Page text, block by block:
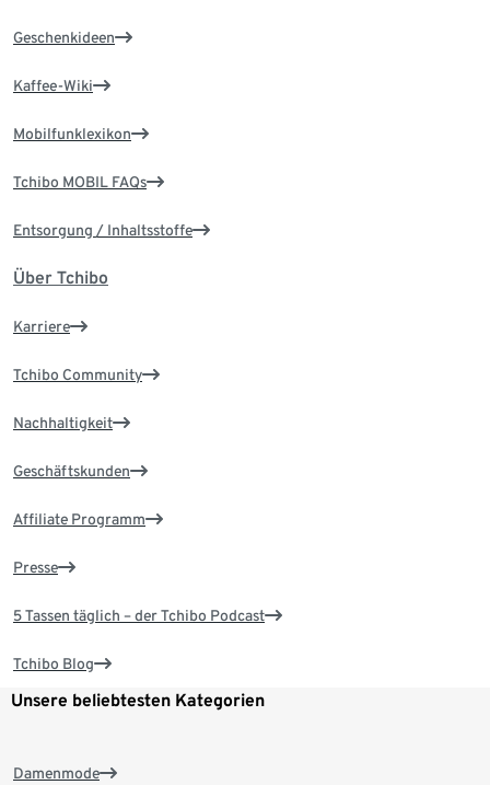
Geschenkideen
Kaffee-Wiki
Mobilfunklexikon
Tchibo MOBIL FAQs
Entsorgung / Inhaltsstoffe
Über Tchibo
Karriere
Tchibo Community
Nachhaltigkeit
Geschäftskunden
Affiliate Programm
Presse
5 Tassen täglich – der Tchibo Podcast
Tchibo Blog
Unsere beliebtesten Kategorien
Damenmode